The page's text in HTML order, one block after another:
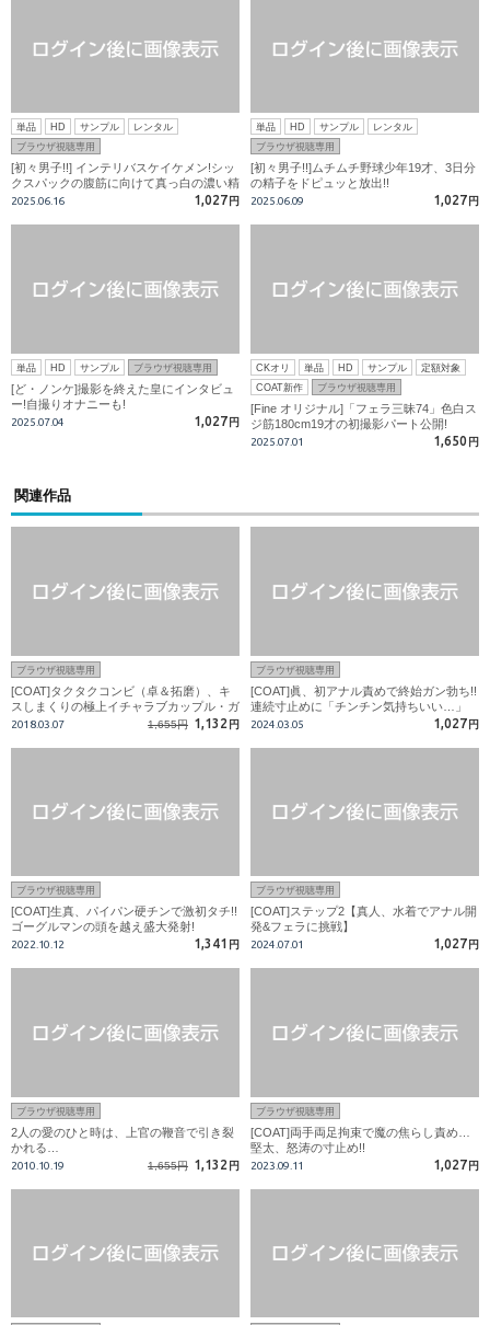
単品 HD サンプル
レンタル
ブラウザ視聴専用
[初々男子!!] インテリバスケイケメン!シッ
クスパックの腹筋に向けて真っ白の濃い精
子を放出!!
2025.06.16 1,027 円
単品 HD サンプル
レンタル
ブラウザ視聴専用
[初々男子!!]ムチムチ野球少年19才、3日分
の精子をドピュッと放出!!
2025.06.09 1,027 円
単品 HD サンプル ブラウザ視聴専用
[ど・ノンケ]撮影を終えた皇にインタビュ
ー!自撮りオナニーも!
2025.07.04 1,027 円
CKオリ 単品 HD サンプル
定額対象
COAT新作
ブラウザ視聴専用
[Fine オリジナル]「フェラ三昧74」色白ス
ジ筋180cm19才の初撮影パート公開!
2025.07.01 1,650 円
関連作品
ブラウザ視聴専用
[COAT]タクタクコンビ（卓＆拓磨）、キ
スしまくりの極上イチャラブカップル・ガ
ン掘り合いSEX!!
2018.03.07 1,655円 1,132 円
ブラウザ視聴専用
[COAT]眞、初アナル責めで終始ガン勃ち!!
連続寸止めに「チンチン気持ちいい…」
2024.03.05 1,027 円
ブラウザ視聴専用
[COAT]生真、パイパン硬チンで激初タチ!!
ゴーグルマンの頭を越え盛大発射!
2022.10.12 1,341 円
ブラウザ視聴専用
[COAT]ステップ2【真人、水着でアナル開
発&フェラに挑戦】
2024.07.01 1,027 円
ブラウザ視聴専用
2人の愛のひと時は、上官の鞭音で引き裂
かれる…
2010.10.19 1,655円 1,132 円
ブラウザ視聴専用
[COAT]両手両足拘束で魔の焦らし責め…
堅太、怒涛の寸止め!!
2023.09.11 1,027 円